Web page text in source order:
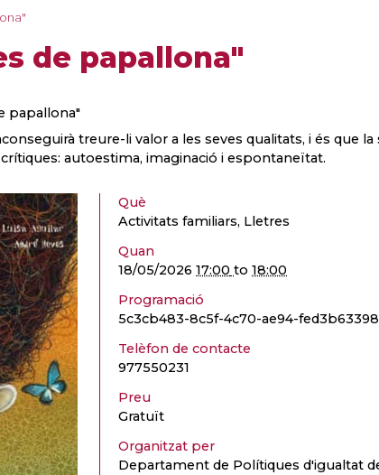
de papallona"
papallona"
treure-li valor a les seves qualitats, i és que la
autoestima, imaginació i espontaneïtat.
Què
Activitats familiars, Lletres
Quan
18/05/202617:00 to18:00
Programació
5c3cb483-8c5f-4c70-ae94-
Telèfon de contacte
977550231
Preu
Gratuït
Organitzat per
Departament de Polítiques d'igualtat